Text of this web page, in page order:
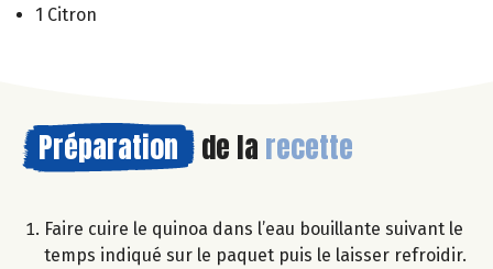
1 Citron
Préparation de la recette
Faire cuire le quinoa dans l’eau bouillante suivant le
temps indiqué sur le paquet puis le laisser refroidir.